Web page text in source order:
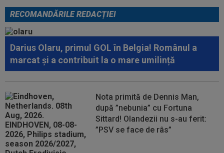
RECOMANDĂRILE REDACȚIEI
Darius Olaru, primul GOL în Belgia! Românul a
marcat și a contribuit la o mare umilință
Nota primită de Dennis Man,
după ”nebunia” cu Fortuna
Sittard! Olandezii nu s-au ferit:
”PSV se face de râs”